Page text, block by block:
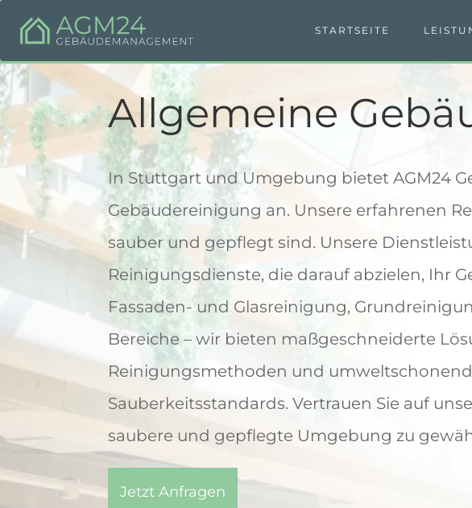
STARTSEITE
Allgemeine
In Stuttgart und Umgebung bietet AGM24
Gebäudereinigung an. Unsere erfahrenen
sauber und gepflegt sind. Unsere
Reinigungsdienste, die darauf abzielen, Ihr
Fassaden- und Glasreinigung,
Bereiche – wir bieten maßgeschneiderte
Reinigungsmethoden und
Sauberkeitsstandards. Vertrauen Sie auf
saubere und gepflegte Umgebung zu
Jetzt Anfragen